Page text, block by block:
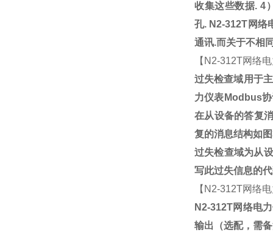
收集这些数据. 4
孔. N2-312T 网络
通讯.而关于不相
【 N2-312T网络
过失检查域用于
力仪表 Modbus
在从设备的答复
复的消息结构如图
过失检查域为从
写此过失信息的
【 N2-312T网络
N2-312T网络电
输出（选配，需